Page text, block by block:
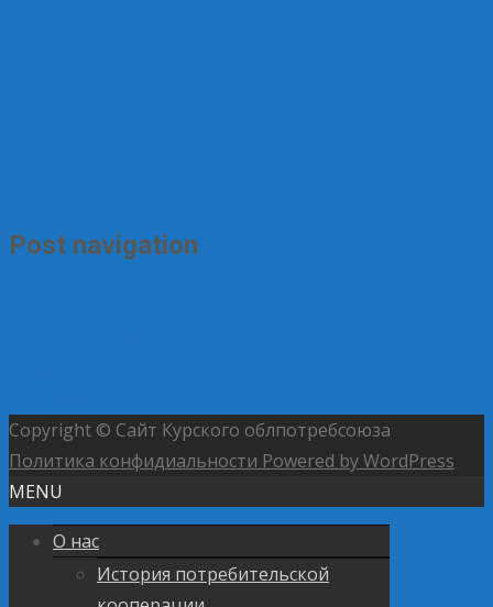
Post navigation
Copyright © Сайт Курского облпотребсоюза
Политика конфидиальности Powered by WordPress
MENU
О нас
История потребительской